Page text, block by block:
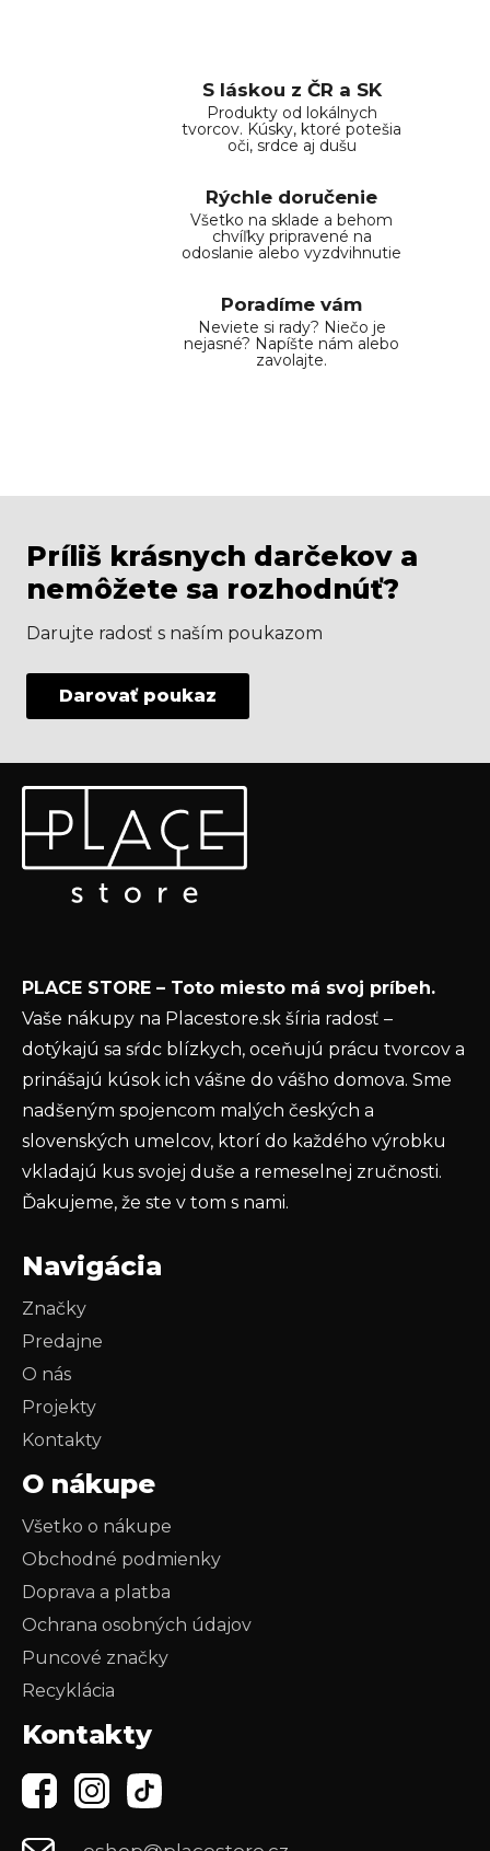
S láskou z ČR a SK
Produkty od lokálnych
tvorcov. Kúsky, ktoré potešia
oči, srdce aj dušu
Rýchle doručenie
Všetko na sklade a behom
chvíľky pripravené na
odoslanie alebo vyzdvihnutie
Poradíme vám
Neviete si rady? Niečo je
nejasné? Napíšte nám alebo
zavolajte.
Príliš krásnych darčekov a
nemôžete sa rozhodnúť?
Darujte radosť s naším poukazom
Darovať poukaz
Odoberať newsletter
Vložte svoj e-mail a my Vám budeme zasielať informácie
o nových produktoch na našom e-shope.
ochrany osobných údajov
PRIHLÁSIŤ SA
PLACE STORE – Toto miesto má svoj príbeh.
Vaše nákupy na Placestore.sk šíria radosť –
dotýkajú sa sŕdc blízkych, oceňujú prácu tvorcov a
prinášajú kúsok ich vášne do vášho domova. Sme
nadšeným spojencom malých českých a
slovenských umelcov, ktorí do každého výrobku
vkladajú kus svojej duše a remeselnej zručnosti.
Ďakujeme, že ste v tom s nami.
Navigácia
Značky
Predajne
O nás
Projekty
Kontakty
O nákupe
Všetko o nákupe
Obchodné podmienky
Doprava a platba
Ochrana osobných údajov
Puncové značky
Recyklácia
Kontakty